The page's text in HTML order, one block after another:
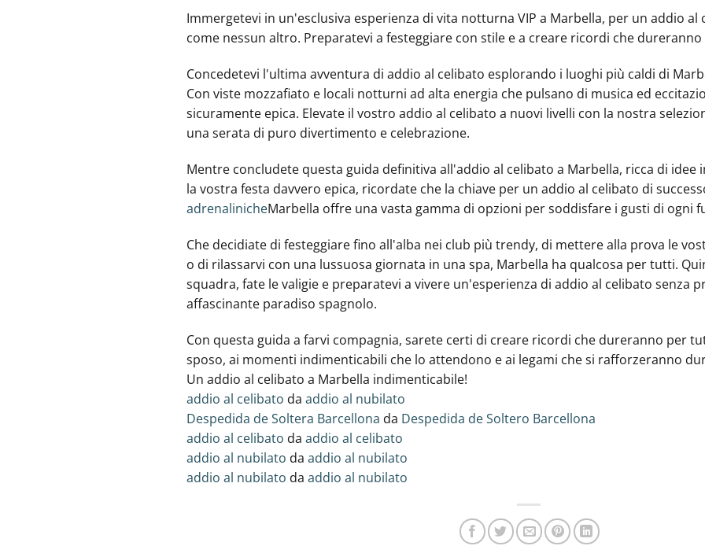
Immergetevi in un'esclusiva esperienza di vita notturna VIP a Marbella, per un addio
come nessun altro. Preparatevi a festeggiare con stile e a creare ricordi che
Concedetevi l'ultima avventura di addio al celibato esplorando i luoghi più caldi di
Con viste mozzafiato e locali notturni ad alta energia che pulsano di musica ed
sicuramente epica. Elevate‍ il vostro addio al celibato a nuovi livelli con la nostra
una serata di puro divertimento e celebrazione.
Mentre concludete questa guida definitiva all'addio al celibato a Marbella, ricca di
la vostra festa davvero ‍epica, ricordate che la chiave per un addio al celibato di
adrenalinicheMarbella offre una vasta gamma di opzioni per soddisfare i gusti di ogni
Che decidiate di festeggiare fino all'alba nei club più trendy, di mettere alla prova le
o di rilassarvi con una lussuosa giornata in una spa, Marbella ha qualcosa per tutti.
squadra, fate le valigie e preparatevi a vivere un'esperienza di addio al celibato senza
affascinante paradiso spagnolo.
Con questa guida a farvi compagnia, sarete certi di creare ricordi che dureranno per
sposo, ai momenti indimenticabili che lo attendono e ai legami che si rafforzeranno
Un addio al celibato a Marbella indimenticabile!
addio al celibato da addio al nubilato
Despedida de Soltera Barcellona da Despedida de Soltero Barcellona
addio al celibato da addio al celibato
addio al nubilato da addio al nubilato
addio al nubilato da addio al nubilato